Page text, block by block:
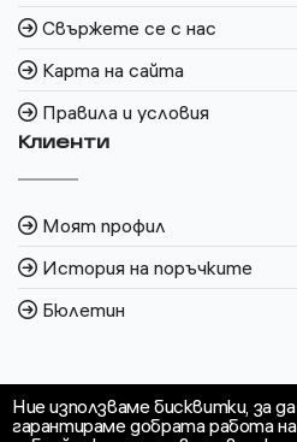
Ние използваме бисквитки, за
гарантираме добрата работа
Свържете се с нас
Карта на сайта
Правила и условия
Клиенти
Моят профил
История на поръчките
Бюлетин